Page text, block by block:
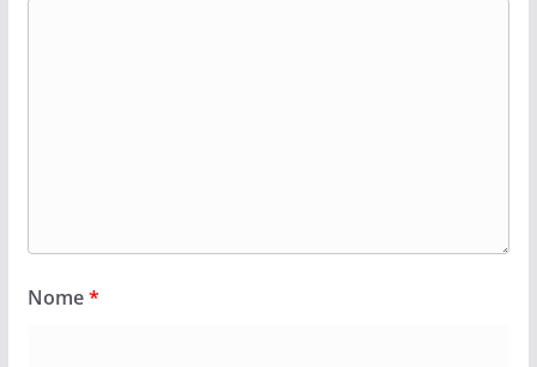
Nome*